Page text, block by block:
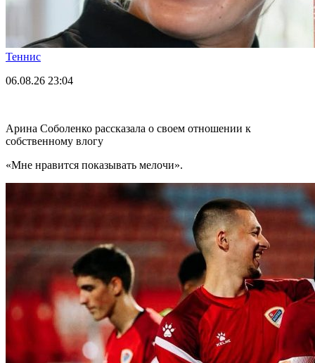
Теннис
06.08.26 23:04
Арина Соболенко рассказала о своем отношении к
собственному влогу
«Мне нравится показывать мелочи».